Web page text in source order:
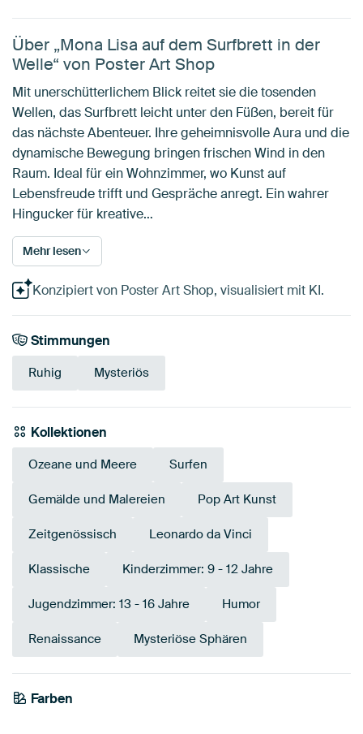
Über „Mona Lisa auf dem Surfbrett in der
Welle“ von Poster Art Shop
Mit unerschütterlichem Blick reitet sie die tosenden
Wellen, das Surfbrett leicht unter den Füßen, bereit für
das nächste Abenteuer. Ihre geheimnisvolle Aura und die
dynamische Bewegung bringen frischen Wind in den
Raum. Ideal für ein Wohnzimmer, wo Kunst auf
Lebensfreude trifft und Gespräche anregt. Ein wahrer
Hingucker für kreative…
Mehr lesen
Konzipiert von Poster Art Shop, visualisiert mit KI.
Stimmungen
Ruhig Mysteriös
Kollektionen
Ozeane und Meere Surfen
Gemälde und Malereien Pop Art Kunst
Zeitgenössisch Leonardo da Vinci
Klassische Kinderzimmer: 9 - 12 Jahre
Jugendzimmer: 13 - 16 Jahre Humor
Renaissance Mysteriöse Sphären
Farben
Teal
Smaragdgrün
Anthrazit